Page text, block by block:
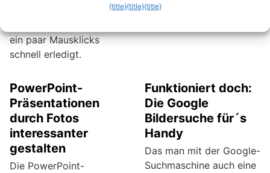
sollen. Das Extrahieren
ein paar Mausklicks
schnell erledigt.
PowerPoint-
Präsentationen
durch Fotos
interessanter
gestalten
Die PowerPoint-
Funktioniert doch:
Die Google
Bildersuche für´s
Handy
Das man mit der Google-
Suchmaschine auch eine
{title}{title}{title}